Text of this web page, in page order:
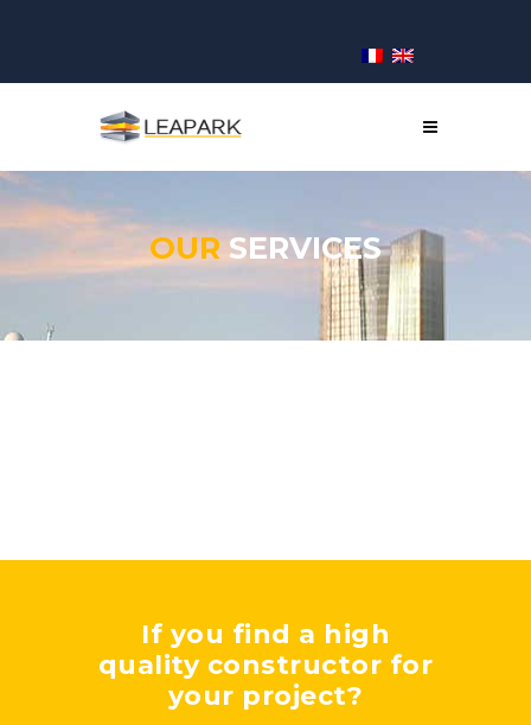
OURSERVICES
If you find a high
quality constructor for
your project?